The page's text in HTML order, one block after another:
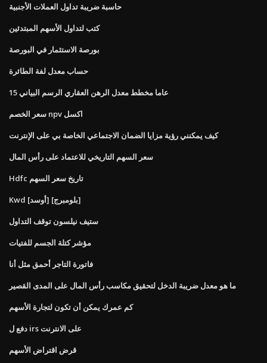
حاسبة ضريبة تداول العملات الأجنبية
كتب لتداول الأسهم المبتدئين
بورصة الاستثمار في البورصة
حساب معدل لفة الطائرة
15 عاما مخطط معدل الرهن العقاري الرسم البياني
سعر الخصم npv اكسل
كيف يمكنني رؤية مزايا الضمان الاجتماعي الخاصة بي على الإنترنت
سعر السهم التاريخي للاعتماد على رأس المال
Hdfc تاريخ سعر السهم
Kwd [أوسد] [بلومبرج]
ستيف نيلسون توقف التداول
مؤشر كتلة الجسم للفتيات
فاتورة التاجر أحمق مثل أنا
ما هو معدل ضريبة الدخل لتحقيق مكاسب رأس المال على المدى القصير
كم عمرك يمكن أن تكون لتجارة الأسهم
دفع ل irs على الانترنت
قرض اقتراض الأسهم